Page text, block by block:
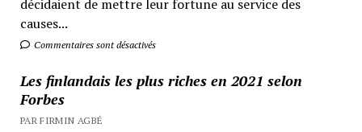
décidaient de mettre leur fortune au service des
causes...
Commentaires sont désactivés
Les finlandais les plus riches en 2021 selon
Forbes
PAR FIRMIN AGBÉ